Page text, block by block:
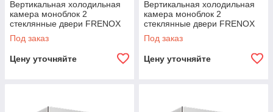
Вертикальная холодильная
камера моноблок 2
стеклянные двери FRENOX
Под заказ
Цену уточняйте
Вертикальная холодильная
камера моноблок 2
стеклянные двери FRENOX
Под заказ
Цену уточняйте